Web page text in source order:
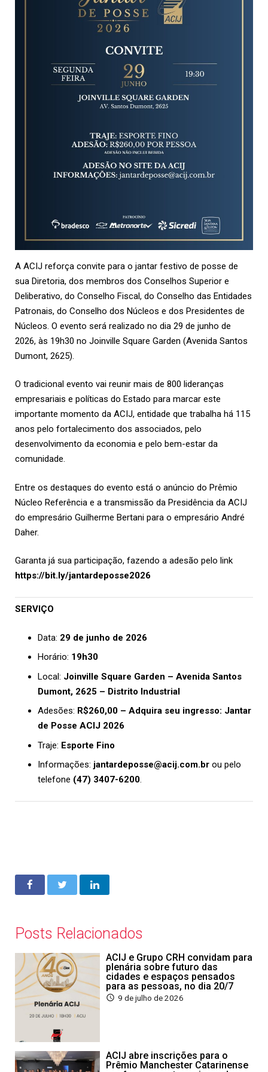
A ACIJ reforça convite para o jantar festivo de posse de
sua Diretoria, dos membros dos Conselhos Superior e
Deliberativo, do Conselho Fiscal, do Conselho das Entidades
Patronais, do Conselho dos Núcleos e dos Presidentes de
Núcleos. O evento será realizado no dia 29 de junho de
2026, às 19h30 no Joinville Square Garden (Avenida Santos
Dumont, 2625).
O tradicional evento vai reunir mais de 800 lideranças
empresariais e políticas do Estado para marcar este
importante momento da ACIJ, entidade que trabalha há 115
anos pelo fortalecimento dos associados, pelo
desenvolvimento da economia e pelo bem-estar da
comunidade.
Entre os destaques do evento está o anúncio do Prêmio
Núcleo Referência e a transmissão da Presidência da ACIJ
do empresário Guilherme Bertani para o empresário André
Daher.
Garanta já sua participação, fazendo a adesão pelo link
https://bit.ly/jantardeposse2026
SERVIÇO
Data: 29 de junho de 2026
Horário: 19h30
Local: Joinville Square Garden – Avenida Santos
Dumont, 2625 – Distrito Industrial
Adesões: R$260,00 – Adquira seu ingresso: Jantar
de Posse ACIJ 2026
Traje: Esporte Fino
Informações: jantardeposse@acij.com.brou pelo
telefone (47) 3407-6200.
Posts Relacionados
ACIJ e Grupo CRH convidam para
plenária sobre futuro das
cidades e espaços pensados
para as pessoas, no dia 20/7
9 de julho de 2026
ACIJ abre inscrições para o
Prêmio Manchester Catarinense